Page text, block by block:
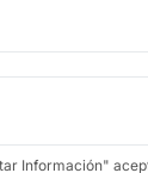
Información"